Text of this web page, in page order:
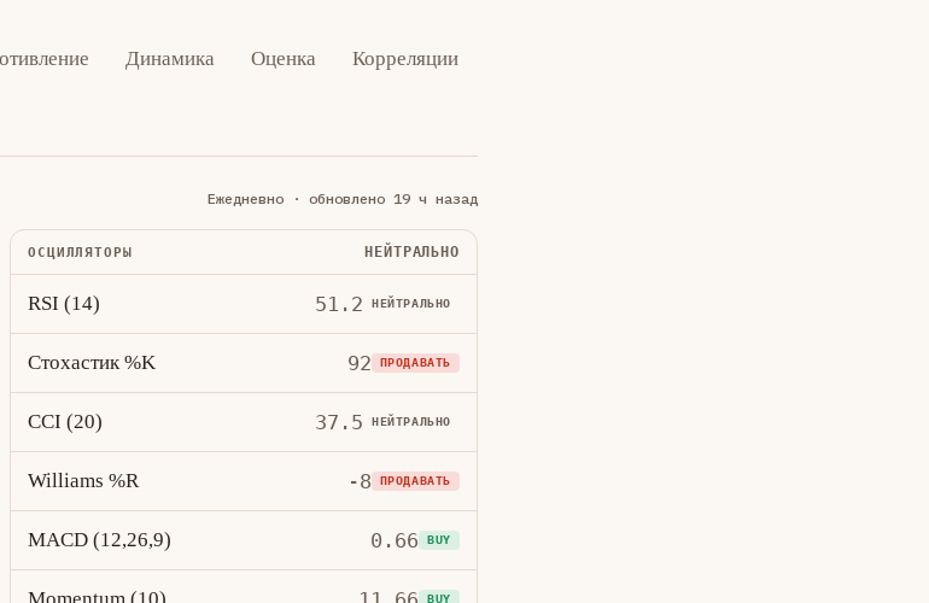
Динамика Оценка Корреляции
Ежедневно · обновлено 19 ч назад
ОСЦИЛЛЯТОРЫ НЕЙТРАЛЬНО
RSI (14) 51.2 НЕЙТРАЛЬНО
Стохастик %K 92 ПРОДАВАТЬ
CCI (20) 37.5 НЕЙТРАЛЬНО
Williams %R -8 ПРОДАВАТЬ
MACD (12,26,9) 0.66 BUY
BUY